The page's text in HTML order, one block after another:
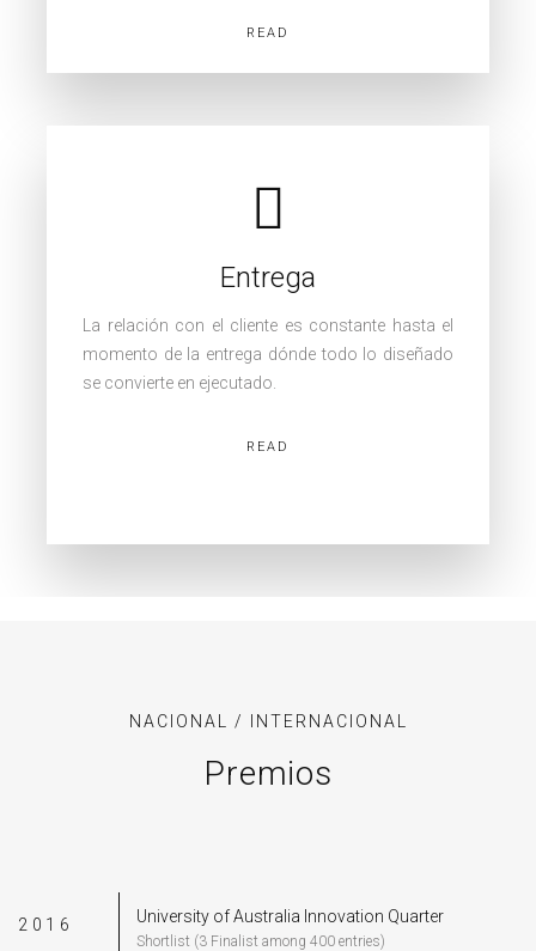
READ
Entrega
La relación con el cliente es constante hasta el
momento de la entrega dónde todo lo diseñado
se convierte en ejecutado.
READ
NACIONAL / INTERNACIONAL
Premios
2016 University of Australia Innovation Quarter
Shortlist (3 Finalist among 400 entries)